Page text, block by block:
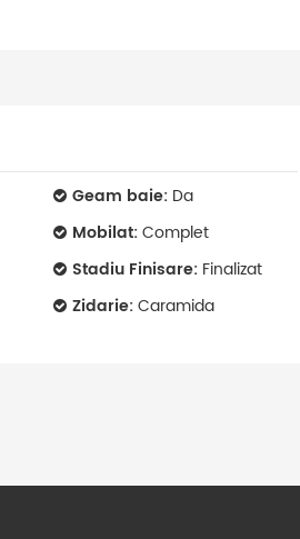
Geam baie:Da
Mobilat:Complet
Stadiu Finisare:Finalizat
Zidarie:Caramida